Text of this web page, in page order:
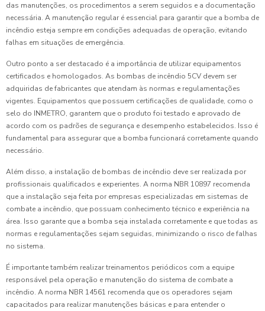
das manutenções, os procedimentos a serem seguidos e a documentação
necessária. A manutenção regular é essencial para garantir que a bomba de
incêndio esteja sempre em condições adequadas de operação, evitando
falhas em situações de emergência.
Outro ponto a ser destacado é a importância de utilizar equipamentos
certificados e homologados. As bombas de incêndio 5CV devem ser
adquiridas de fabricantes que atendam às normas e regulamentações
vigentes. Equipamentos que possuem certificações de qualidade, como o
selo do INMETRO, garantem que o produto foi testado e aprovado de
acordo com os padrões de segurança e desempenho estabelecidos. Isso é
fundamental para assegurar que a bomba funcionará corretamente quando
necessário.
Além disso, a instalação de bombas de incêndio deve ser realizada por
profissionais qualificados e experientes. A norma NBR 10897 recomenda
que a instalação seja feita por empresas especializadas em sistemas de
combate a incêndio, que possuam conhecimento técnico e experiência na
área. Isso garante que a bomba seja instalada corretamente e que todas as
normas e regulamentações sejam seguidas, minimizando o risco de falhas
no sistema.
É importante também realizar treinamentos periódicos com a equipe
responsável pela operação e manutenção do sistema de combate a
incêndio. A norma NBR 14561 recomenda que os operadores sejam
capacitados para realizar manutenções básicas e para entender o